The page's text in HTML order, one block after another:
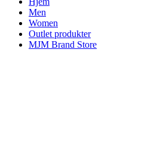
Men
Women
Outlet produkter
MJM Brand Store